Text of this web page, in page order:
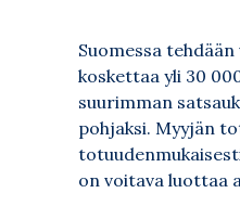
Suomessa
koskettaa yli 30
suurimman
pohjaksi. Myyjän
on voitava luottaa